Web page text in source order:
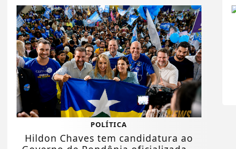
POLÍTICA
Hildon Chaves tem candidatura ao